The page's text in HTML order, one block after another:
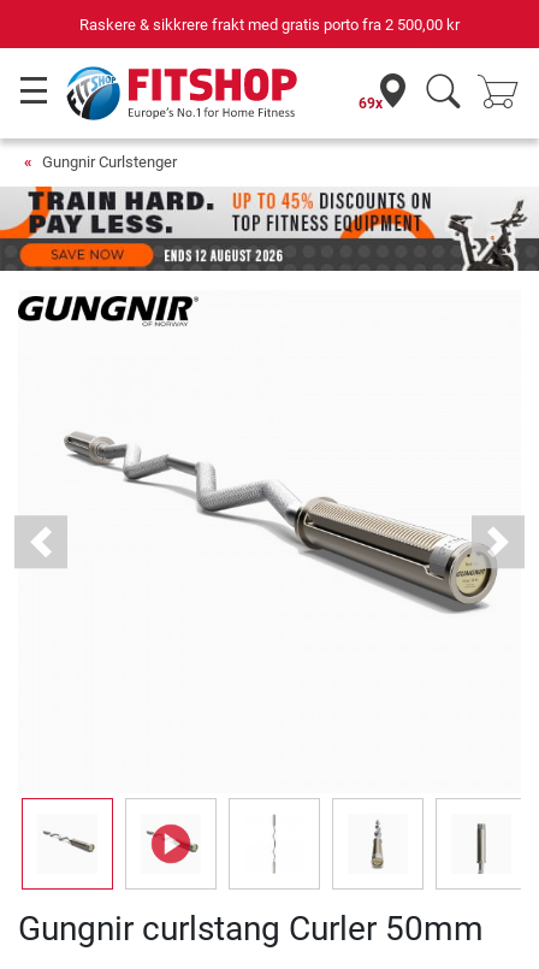
& sikkrere frakt med gratis porto fra2 500,00 kr
69x
Gungnir Curlstenger
Previous Next
Gungnir curlstang Curler 50mm